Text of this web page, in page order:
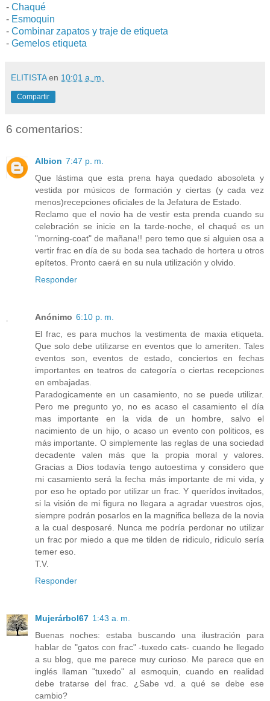
- Chaqué
- Esmoquin
- Combinar zapatos y traje de etiqueta
- Gemelos etiqueta
ELITISTA en 10:01 a. m.
Compartir
6 comentarios:
Albion 7:47 p. m.
Que lástima que esta prena haya quedado abosoleta y
vestida por músicos de formación y ciertas (y cada vez
menos)recepciones oficiales de la Jefatura de Estado.
Reclamo que el novio ha de vestir esta prenda cuando su
celebración se inicie en la tarde-noche, el chaqué es un
"morning-coat" de mañana!! pero temo que si alguien osa a
vertir frac en día de su boda sea tachado de hortera u otros
epítetos. Pronto caerá en su nula utilización y olvido.
Responder
Anónimo 6:10 p. m.
El frac, es para muchos la vestimenta de maxia etiqueta.
Que solo debe utilizarse en eventos que lo ameriten. Tales
eventos son, eventos de estado, conciertos en fechas
importantes en teatros de categoría o ciertas recepciones
en embajadas.
Paradogicamente en un casamiento, no se puede utilizar.
Pero me pregunto yo, no es acaso el casamiento el día
mas importante en la vida de un hombre, salvo el
nacimiento de un hijo, o acaso un evento con politicos, es
más importante. O simplemente las reglas de una sociedad
decadente valen más que la propia moral y valores.
Gracias a Dios todavía tengo autoestima y considero que
mi casamiento será la fecha más importante de mi vida, y
por eso he optado por utilizar un frac. Y querídos invitados,
si la visión de mi figura no llegara a agradar vuestros ojos,
siempre podrán posarlos en la magnifica belleza de la novia
a la cual desposaré. Nunca me podría perdonar no utilizar
un frac por miedo a que me tilden de ridiculo, ridiculo sería
temer eso.
T.V.
Responder
Mujerárbol67 1:43 a. m.
Buenas noches: estaba buscando una ilustración para
hablar de "gatos con frac" -tuxedo cats- cuando he llegado
a su blog, que me parece muy curioso. Me parece que en
inglés llaman "tuxedo" al esmoquin, cuando en realidad
debe tratarse del frac. ¿Sabe vd. a qué se debe ese
cambio?